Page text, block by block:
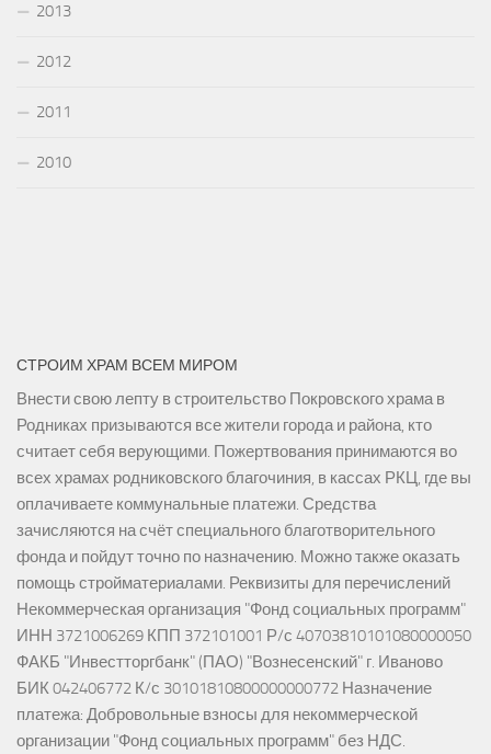
2013
2012
2011
2010
СТРОИМ ХРАМ ВСЕМ МИРОМ
Внести свою лепту в строительство Покровского храма в
Родниках призываются все жители города и района, кто
считает себя верующими. Пожертвования принимаются во
всех храмах родниковского благочиния, в кассах РКЦ, где вы
оплачиваете коммунальные платежи. Средства
зачисляются на счёт специального благотворительного
фонда и пойдут точно по назначению. Можно также оказать
помощь стройматериалами. Реквизиты для перечислений
Некоммерческая организация "Фонд социальных программ"
ИНН 3721006269 КПП 372101001 Р/с 40703810101080000050
ФАКБ "Инвестторгбанк" (ПАО) "Вознесенский" г. Иваново
БИК 042406772 К/с 30101810800000000772 Назначение
платежа: Добровольные взносы для некоммерческой
организации "Фонд социальных программ" без НДС.